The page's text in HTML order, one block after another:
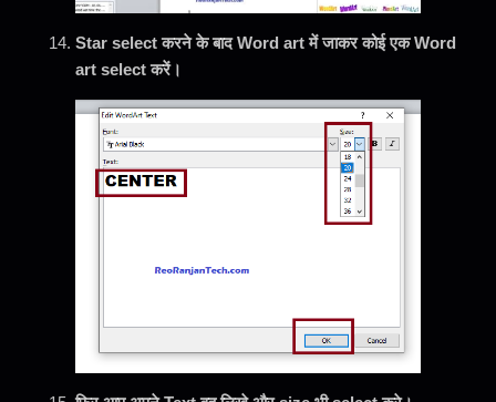
Star select करने के बाद Word art में जाकर कोई एक Word
art select करें।